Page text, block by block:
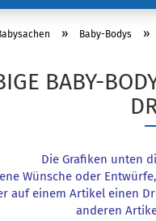
» Baby-Bodys »
BABY-
Die Grafiken unten
Wünsche oder
auf einem Artikel einen
anderen